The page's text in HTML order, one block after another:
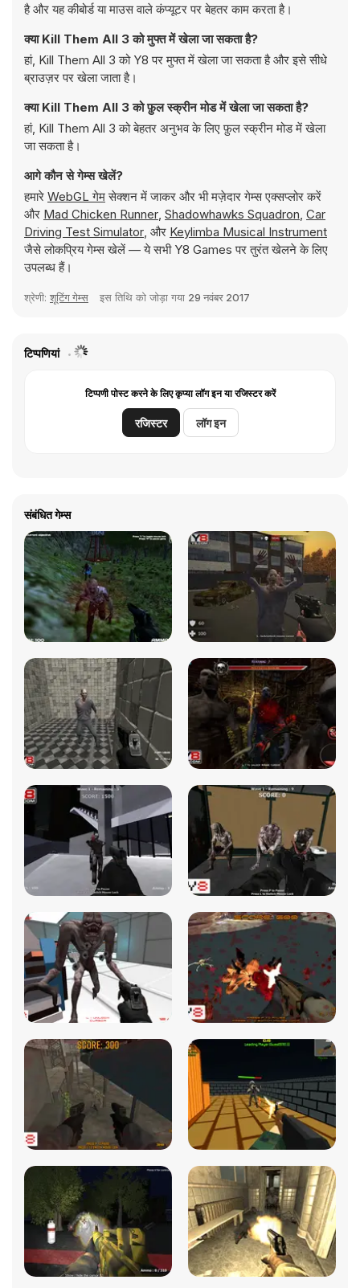
है और यह कीबोर्ड या माउस वाले कंप्यूटर पर बेहतर काम करता है।
क्या Kill Them All 3 को मुफ्त में खेला जा सकता है?
हां, Kill Them All 3 को Y8 पर मुफ्त में खेला जा सकता है और इसे सीधे
ब्राउज़र पर खेला जाता है।
क्या Kill Them All 3 को फ़ुल स्क्रीन मोड में खेला जा सकता है?
हां, Kill Them All 3 को बेहतर अनुभव के लिए फ़ुल स्क्रीन मोड में खेला
जा सकता है।
आगे कौन से गेम्स खेलें?
हमारे WebGL गेमसेक्शन में जाकर और भी मज़ेदार गेम्स एक्सप्लोर करें
और Mad Chicken Runner, Shadowhawks Squadron, Car
Driving Test Simulator, और Keylimba Musical Instrument
जैसे लोकप्रिय गेम्स खेलें — ये सभी Y8 Games पर तुरंत खेलने के लिए
उपलब्ध हैं।
श्रेणी: शूटिंग गेम्स इस तिथि को जोड़ा गया 29 नवंबर 2017
टिप्पणियां
टिप्पणी पोस्ट करने के लिए कृप्या लॉग इन या रजिस्टर करें
रजिस्टर लॉग इन
संबंधित गेम्स